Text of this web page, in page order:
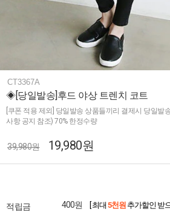
CT3367A
◈[당일발송]후드 야상 트렌치 코트
[쿠폰 적용 제외] 당일발송 상품들끼리 결제시 당일발
사항 공지 참조) 70% 한정수량
39,980원 19,980원
적립금 400원 [ 최대 5천원 추가할인 받